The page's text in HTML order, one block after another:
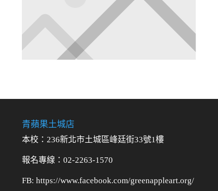
青蘋果土城店
本校：236新北市土城區峰廷街33號1樓
報名專線：02-2263-1570
FB: https://www.facebook.com/greenappleart.org/